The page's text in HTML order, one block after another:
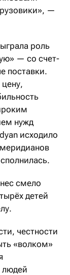
—
роль
— со счет-
поставки.
нужд
исходило
смело
детей
честности
«волком»
людей